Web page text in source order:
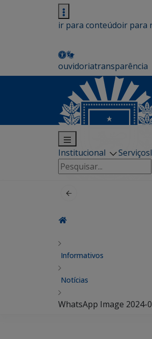
ir para conteúdoir para
ouvidoriatransparência
Institucional Serviços
Pesquisar
por:
Informativos
Notícias
WhatsApp Image 2024-